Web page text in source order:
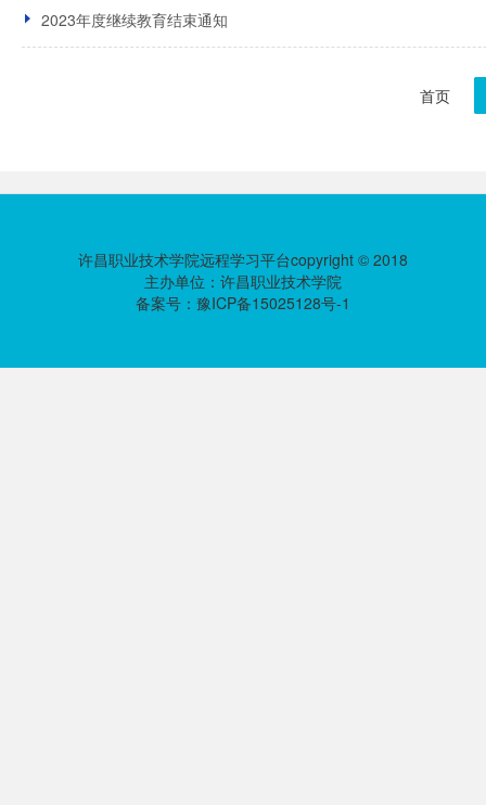
2023年度继续教育结束通知
首页
许昌职业技术学院远程学习平台copyright © 2018
主办单位：许昌职业技术学院
备案号：豫ICP备15025128号-1